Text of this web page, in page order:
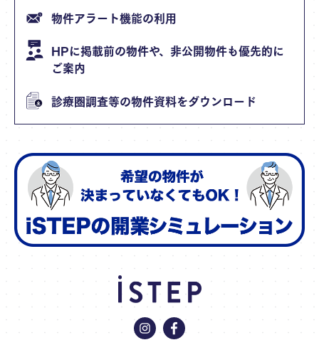
物件アラート機能の利用
HPに掲載前の物件や、非公開物件も優先的に
ご案内
診療圏調査等の物件資料をダウンロード